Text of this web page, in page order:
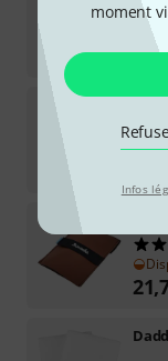
moment
Infos